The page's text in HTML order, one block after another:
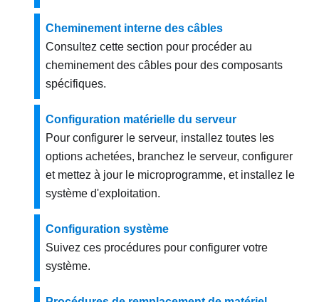
Cheminement interne des câbles
Consultez cette section pour procéder au
cheminement des câbles pour des composants
spécifiques.
Configuration matérielle du serveur
Pour configurer le serveur, installez toutes les
options achetées, branchez le serveur, configurer
et mettez à jour le microprogramme, et installez le
système d'exploitation.
Configuration système
Suivez ces procédures pour configurer votre
système.